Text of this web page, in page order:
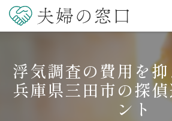
浮気調査の費用を抑
兵庫県三田市の探偵
ント